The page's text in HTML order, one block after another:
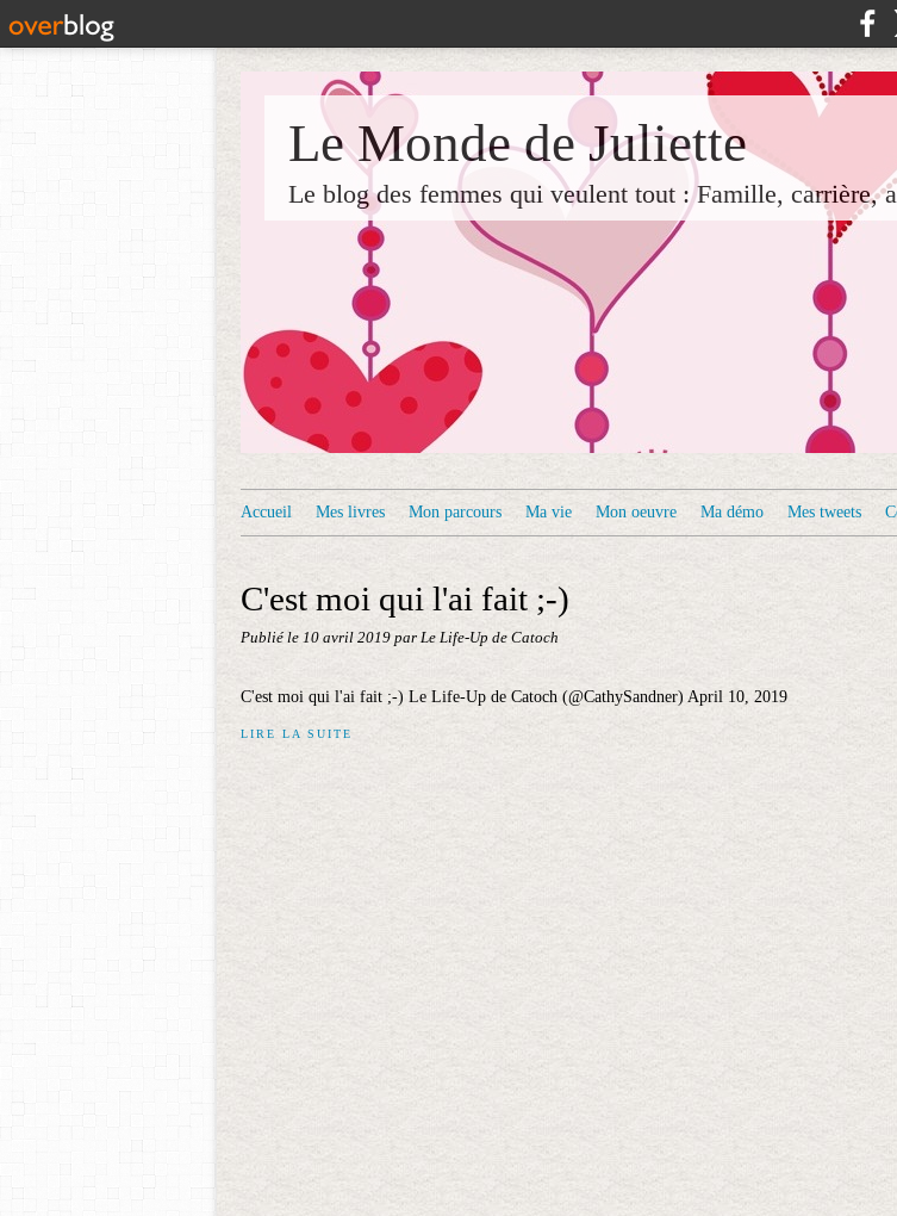
Le Monde de Juliette
Le blog des femmes qui veulent tout : Famille, carrière,
Accueil Mes livres Mon parcours Ma vie Mon oeuvre Ma démo Mes tweets
C'est moi qui l'ai fait ;-)
Publié le 10 avril 2019 par Le Life-Up de Catoch
C'est moi qui l'ai fait ;-) Le Life-Up de Catoch (@CathySandner) April 10, 2019
LIRE LA SUITE